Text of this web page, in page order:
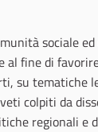
sociale
al fine di
su tematiche
colpiti da
regionali e